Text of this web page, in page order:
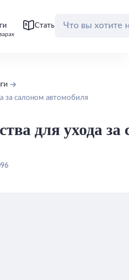
Статьи Обзоры
за салоном автомобиля
для ухода за